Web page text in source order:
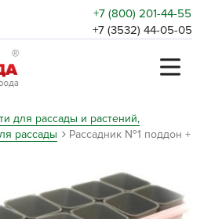
+7 (800) 201-44-55
+7 (3532) 44-05-05
для рассады и растений,
рассады
Рассадник №1 поддон +